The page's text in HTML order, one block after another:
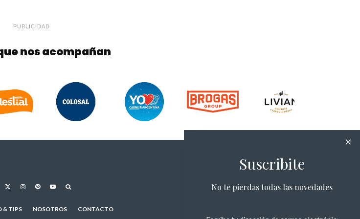
PUBLICIDAD
nos acompañan
& TIPS NOSOTROS CONTACTO
Suscribite
No te pierdas todas las novedades